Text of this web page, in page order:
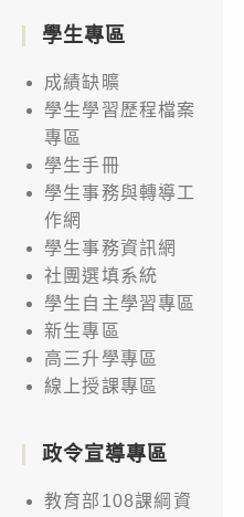
學生專區
成績缺曠
學生學習歷程檔案
專區
學生手冊
學生事務與轉導工
作網
學生事務資訊網
社團選填系統
學生自主學習專區
新生專區
高三升學專區
線上授課專區
政令宣導專區
教育部108課綱資